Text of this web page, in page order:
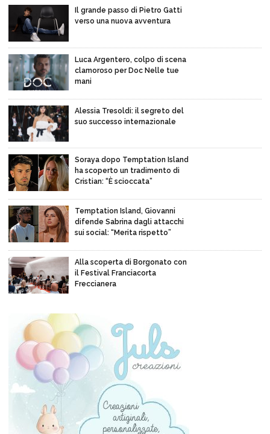
Il grande passo di Pietro Gatti
verso una nuova avventura
Luca Argentero, colpo di scena
clamoroso per Doc Nelle tue
mani
Alessia Tresoldi: il segreto del
suo successo internazionale
Soraya dopo Temptation Island
ha scoperto un tradimento di
Cristian: “È scioccata”
Temptation Island, Giovanni
difende Sabrina dagli attacchi
sui social: “Merita rispetto”
Alla scoperta di Borgonato con
il Festival Franciacorta
Freccianera